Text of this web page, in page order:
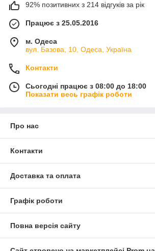
92% позитивних з 214 відгуків за рік
Працює з 25.05.2016
м. Одеса
вул. Базова, 10, Одеса, Україна
Контакти
Сьогодні працює з 08:00 до 18:00
Показати весь графік роботи
Про нас
Контакти
Доставка та оплата
Графік роботи
Повна версія сайту